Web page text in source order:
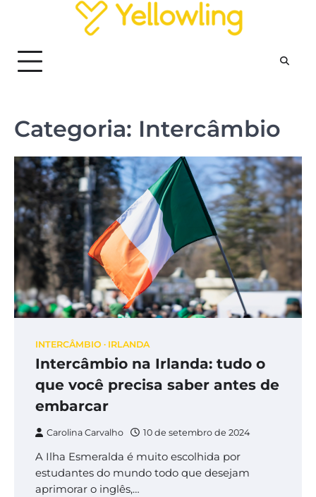
Categoria: Intercâmbio
INTERCÂMBIO IRLANDA
Intercâmbio na Irlanda: tudo o
que você precisa saber antes de
embarcar
Carolina Carvalho 10 de setembro de 2024
A Ilha Esmeralda é muito escolhida por
estudantes do mundo todo que desejam
aprimorar o inglês,…